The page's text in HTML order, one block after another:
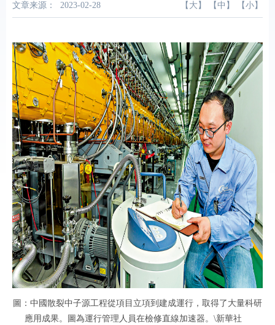
文章来源： 2023-02-28 【 大 】 【 中 】 【 小 】
圖：中國散裂中子源工程從項目立項到建成運行，取得了大量科研
應用成果。圖為運行管理人員在檢修直線加速器。\新華社